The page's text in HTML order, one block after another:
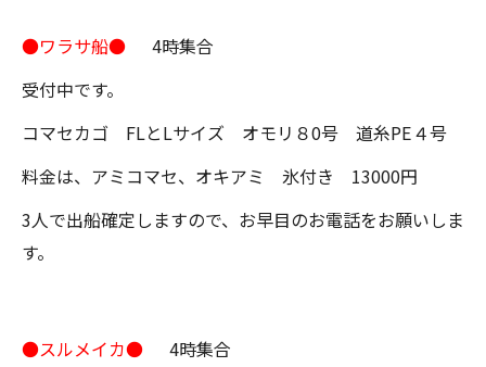
●ワラサ船● 4時集合
受付中です。
コマセカゴ FLとLサイズ オモリ８0号 道糸PE４号
料金は、アミコマセ、オキアミ 氷付き 13000円
3人で出船確定しますので、お早目のお電話をお願いしま
す。
●スルメイカ●
4時集合